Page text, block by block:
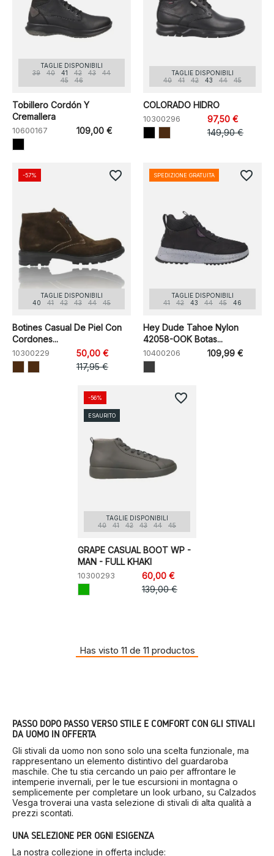
TAGLIE DISPONIBILI
39
40 41 42 43
44
45
46
Tobillero Cordón Y
Cremallera
10600167 109,00 €
TAGLIE DISPONIBILI
40
41 42 43 44 45
COLORADO HIDRO
10300296
97,50 €
149,90 €
TAGLIE DISPONIBILI
40
41 42 43 44 45
Botines Casual De Piel Con
Cordones...
10300229
50,00 €
117,95 €
-57% favorite_border
TAGLIE DISPONIBILI
41
42 43 44 45 46
Hey Dude Tahoe Nylon
42058-OOK Botas...
10400206 109,99 €
SPEDIZIONE GRATUITA favorite_border
TAGLIE DISPONIBILI
40
41 42 43 44 45
GRAPE CASUAL BOOT WP -
MAN - FULL KHAKI
10300293
60,00 €
139,00 €
-56%
ESAURITO
favorite_border
Has visto 11 de 11 productos
PASSO DOPO PASSO VERSO STILE E COMFORT CON GLI STIVALI
DA UOMO IN OFFERTA
Gli stivali da uomo non sono solo una scelta funzionale, ma
rappresentano un elemento distintivo del guardaroba
maschile. Che tu stia cercando un paio per affrontare le
intemperie invernali, per le tue escursioni in montagna o
semplicemente per completare un look urbano, su Calzados
Vesga troverai una vasta selezione di stivali di alta qualità a
prezzi scontati.
UNA SELEZIONE PER OGNI ESIGENZA
La nostra collezione in offerta include: